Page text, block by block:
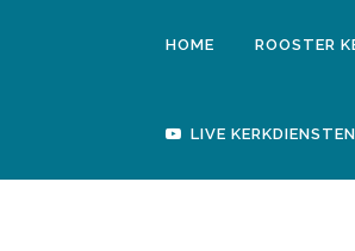
HOME ROOSTER
LIVE KERKDIENSTEN